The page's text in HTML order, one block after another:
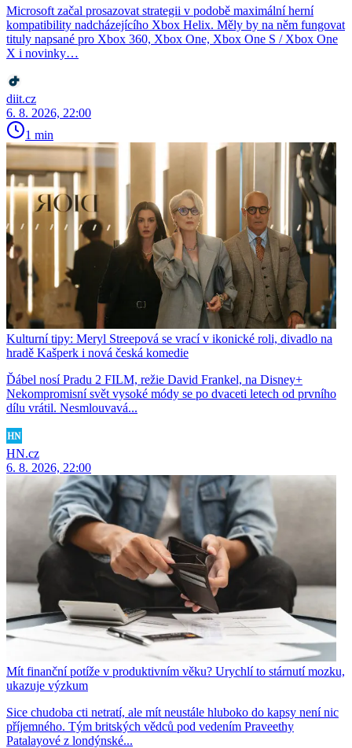
Microsoft začal prosazovat strategii v podobě maximální herní
kompatibility nadcházejícího Xbox Helix. Měly by na něm fungovat
tituly napsané pro Xbox 360, Xbox One, Xbox One S / Xbox One
X i novinky…
diit.cz
6. 8. 2026, 22:00
1 min
Kulturní tipy: Meryl Streepová se vrací v ikonické roli, divadlo na
hradě Kašperk i nová česká komedie
Ďábel nosí Pradu 2 FILM, režie David Frankel, na Disney+
Nekompromisní svět vysoké módy se po dvaceti letech od prvního
dílu vrátil. Nesmlouvavá...
HN.cz
6. 8. 2026, 22:00
Mít finanční potíže v produktivním věku? Urychlí to stárnutí mozku,
ukazuje výzkum
Sice chudoba cti netratí, ale mít neustále hluboko do kapsy není nic
příjemného. Tým britských vědců pod vedením Praveethy
Patalayové z londýnské...